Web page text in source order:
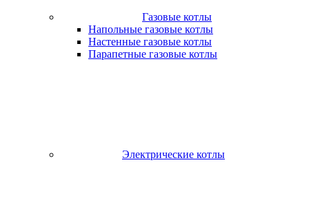
Газовые котлы
Напольные газовые котлы
Настенные газовые котлы
Парапетные газовые котлы
Электрические котлы